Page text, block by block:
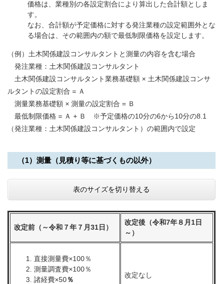
価格は、業種別の各設定割合により算出した合計額としま
す。
なお、合計額が予定価格に対する発注業種の設定範囲外とな
る場合は、その範囲内の額で最低制限価格を設定します。
（例）土木関係建設コンサルタントと測量の内容を含む場合
発注業種：土木関係建設コンサルタント
土木関係建設コンサルタント業務基礎額 × 土木関係建設コンサ
ルタントの設定割合 = Ａ
測量業務基礎額 × 測量の設定割合 = Ｂ
最低制限価格 = Ａ + Ｂ ※予定価格の10分の6から10分の8.1
（発注業種：土木関係建設コンサルタント）の範囲内で設定
（1）測量（見積り等に基づくもの以外）
表のサイズを切り替える
改定前（～令和７年７月31日）
改定後（令和7年８月1日
～）
直接測量費×100％
測量調査費×100％
諸経費×50％
改定なし